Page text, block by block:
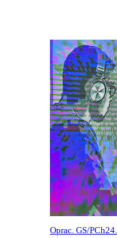
Oprac. GS/